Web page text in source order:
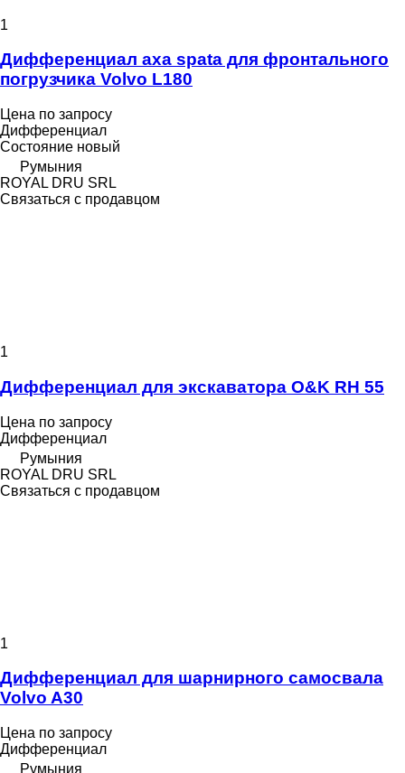
1
Дифференциал axa spata для фронтального
погрузчика Volvo L180
Цена по запросу
Дифференциал
Состояние новый
Румыния
ROYAL DRU SRL
Связаться с продавцом
1
Дифференциал для экскаватора O&K RH 55
Цена по запросу
Дифференциал
Румыния
ROYAL DRU SRL
Связаться с продавцом
1
Дифференциал для шарнирного самосвала
Volvo A30
Цена по запросу
Дифференциал
Румыния